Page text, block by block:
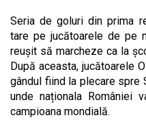
Seria de goluri din prima
tare pe jucătoarele de pe
reușit să marcheze ca la
După aceasta, jucătoarele
gândul fiind la plecare spre
unde naționala României
campioana mondială.